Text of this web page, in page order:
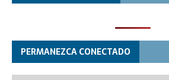
PERMANEZCA CONECTADO